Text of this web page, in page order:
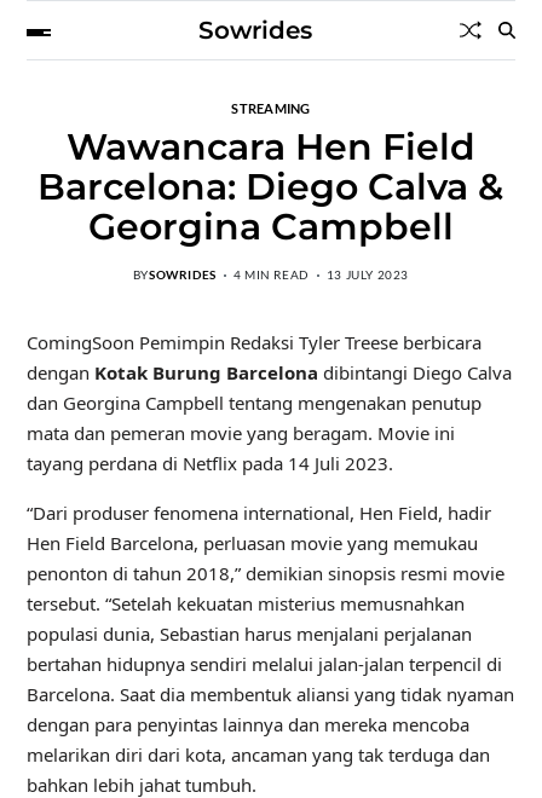
Sowrides
STREAMING
Wawancara Hen Field
Barcelona: Diego Calva &
Georgina Campbell
BYSOWRIDES 4 MIN READ 13 JULY 2023
ComingSoon Pemimpin Redaksi Tyler Treese berbicara
dengan Kotak Burung Barcelona dibintangi Diego Calva
dan Georgina Campbell tentang mengenakan penutup
mata dan pemeran movie yang beragam. Movie ini
tayang perdana di Netflix pada 14 Juli 2023.
“Dari produser fenomena international, Hen Field, hadir
Hen Field Barcelona, ​​perluasan movie yang memukau
penonton di tahun 2018,” demikian sinopsis resmi movie
tersebut. “Setelah kekuatan misterius memusnahkan
populasi dunia, Sebastian harus menjalani perjalanan
bertahan hidupnya sendiri melalui jalan-jalan terpencil di
Barcelona. Saat dia membentuk aliansi yang tidak nyaman
dengan para penyintas lainnya dan mereka mencoba
melarikan diri dari kota, ancaman yang tak terduga dan
bahkan lebih jahat tumbuh.